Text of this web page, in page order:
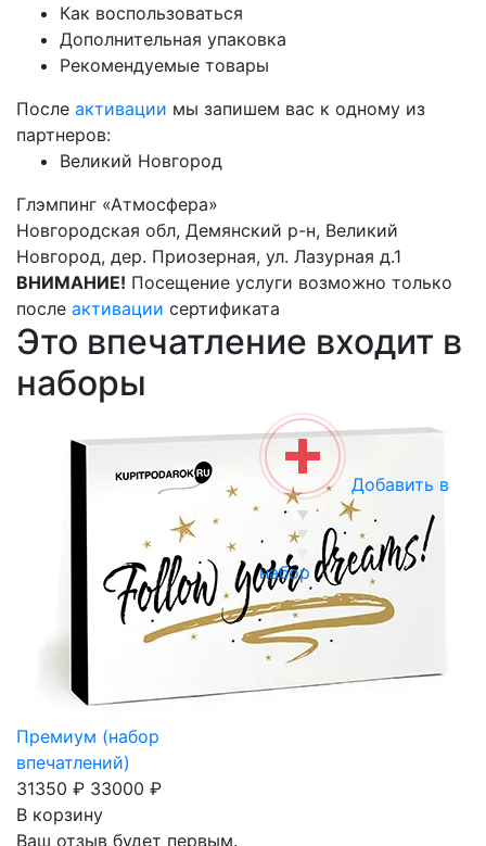
Как воспользоваться
Дополнительная упаковка
Рекомендуемые товары
После активации мы запишем вас к одному из
партнеров:
Великий Новгород
Глэмпинг «Атмосфера»
Новгородская обл, Демянский р-н, Великий
Новгород, дер. Приозерная, ул. Лазурная д.1
ВНИМАНИЕ! Посещение услуги возможно только
после активации сертификата
Это впечатление входит в
наборы
Премиум (набор
впечатлений)
31350 ₽ 33000 ₽
В корзину
Добавить в
набор
Ваш отзыв будет первым.